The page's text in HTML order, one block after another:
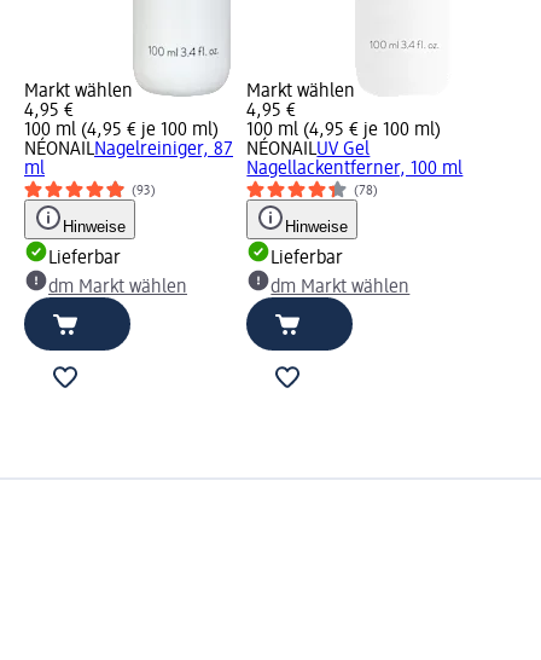
Markt wählen
4,95 €
100 ml (4,95 € je 100 ml)
NÉONAILNagelreiniger, 87
ml
(93)
Hinweise
Lieferbar
dm Markt wählen
Markt wählen
4,95 €
100 ml (4,95 € je 100 ml)
NÉONAILUV Gel
Nagellackentferner, 100 ml
(78)
Hinweise
Lieferbar
dm Markt wählen